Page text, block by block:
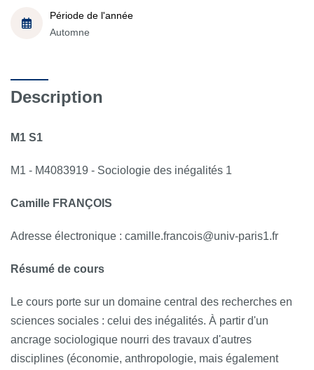
Période de l'année
Automne
Description
M1 S1
M1 - M4083919 - Sociologie des inégalités 1
Camille FRANÇOIS
Adresse électronique : camille.francois@univ-paris1.fr
Résumé de cours
Le cours porte sur un domaine central des recherches en
sciences sociales : celui des inégalités. À partir d'un
ancrage sociologique nourri des travaux d'autres
disciplines (économie, anthropologie, mais également